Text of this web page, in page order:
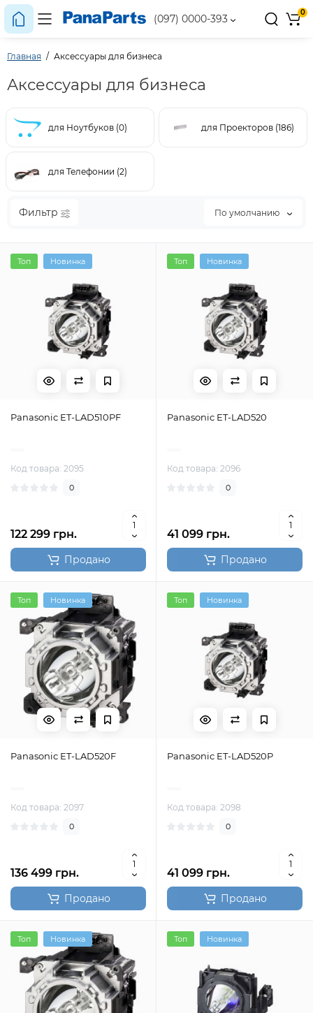
(097) 0000-393
0
Главная Аксессуары для бизнеса
Аксессуары для бизнеса
для Ноутбуков (0) для Проекторов (186)
для Телефонии (2)
Фильтр По умолчанию
Топ Новинка
Panasonic ET-LAD510PF
Код товара: 2095
0
122 299 грн.
Продано
Топ Новинка
Panasonic ET-LAD520
Код товара: 2096
0
41 099 грн.
Продано
Топ Новинка
Panasonic ET-LAD520F
Код товара: 2097
0
136 499 грн.
Продано
Топ Новинка
Panasonic ET-LAD520P
Код товара: 2098
0
41 099 грн.
Продано
Топ Новинка Топ Новинка